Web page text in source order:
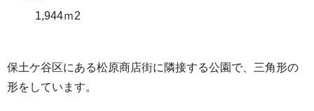
1,944ｍ2
保土ケ谷区にある松原商店街に隣接する公園で、三角形の
形をしています。